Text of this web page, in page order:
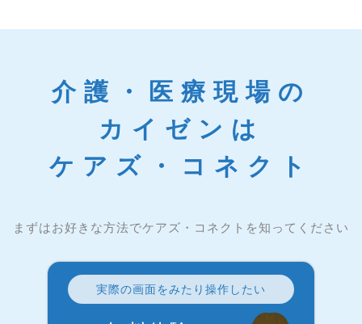
介護・医療現場の
カイゼンは
ケアズ・コネクト
まずはお好きな方法でケアズ・コネクトを知ってください
実際の画面をみたり操作したい